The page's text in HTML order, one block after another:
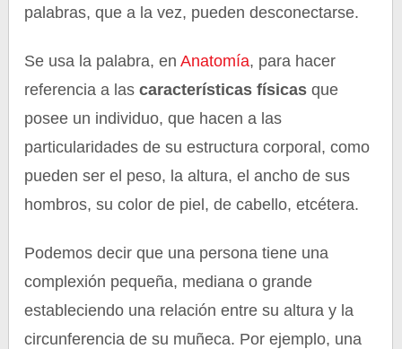
palabras, que a la vez, pueden desconectarse.
Se usa la palabra, en Anatomía, para hacer
referencia a lascaracterísticas físicas que
posee un individuo, que hacen a las
particularidades de su estructura corporal, como
pueden ser el peso, la altura, el ancho de sus
hombros, su color de piel, de cabello, etcétera.
Podemos decir que una persona tiene una
complexión pequeña, mediana o grande
estableciendo una relación entre su altura y la
circunferencia de su muñeca. Por ejemplo, una